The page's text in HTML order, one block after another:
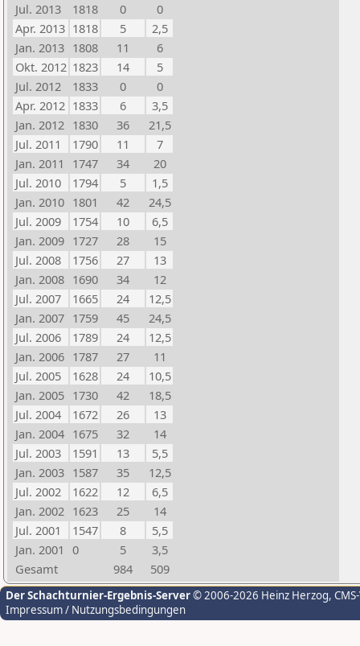
Jul. 2013
1818 0
0
Apr. 2013 1818 5
2,5
Jan. 2013 1808 11
6
Okt. 2012 1823 14
5
Jul. 2012
1833 0
0
Apr. 2012 1833 6
3,5
Jan. 2012 1830 36
21,5
Jul. 2011
1790 11
7
Jan. 2011
1747 34
20
Jul. 2010
1794 5
1,5
Jan. 2010 1801 42
24,5
Jul. 2009
1754 10
6,5
Jan. 2009 1727 28
15
Jul. 2008
1756 27
13
Jan. 2008 1690 34
12
Jul. 2007
1665 24
12,5
Jan. 2007 1759 45
24,5
Jul. 2006
1789 24
12,5
Jan. 2006 1787 27
11
Jul. 2005
1628 24
10,5
Jan. 2005 1730 42
18,5
Jul. 2004
1672 26
13
Jan. 2004 1675 32
14
Jul. 2003
1591 13
5,5
Jan. 2003 1587 35
12,5
Jul. 2002
1622 12
6,5
Jan. 2002 1623 25
14
Jul. 2001
1547 8
5,5
Jan. 2001 0 5
3,5
Gesamt
984 509
Der Schachturnier-Ergebnis-Server© 2006-2026 Heinz Herzog,
Impressum / Nutzungsbedingungen